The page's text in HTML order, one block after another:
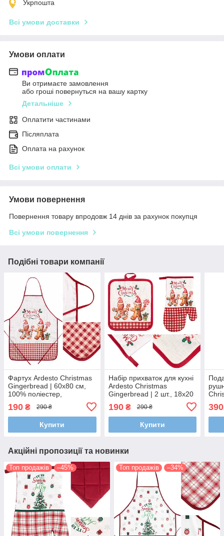
Укрпошта
Всі умови доставки
Умови оплати
Ви отримаєте замовлення
або гроші повернуться на вашу картку
Детальніше
Оплатити частинами
Післяплата
Оплата на рахунок
Всі умови оплати
Умови повернення
Повернення товару впродовж 14 днів за рахунок покупця
Всі умови повернення
Подібні товари компанії
Фартух Ardesto Christmas
Gingerbread | 60х80 см,
100% поліестер,
190 ₴ 290 ₴
Купити
Набір прихваток для кухні
Ardesto Christmas
Gingerbread | 2 шт., 18х20
см / 18х30 см, червоний,
святковий
190₴ 290 ₴
Купити
390
Акційні пропозиції та новинки
Топ продажів –45% Топ продажів –34%